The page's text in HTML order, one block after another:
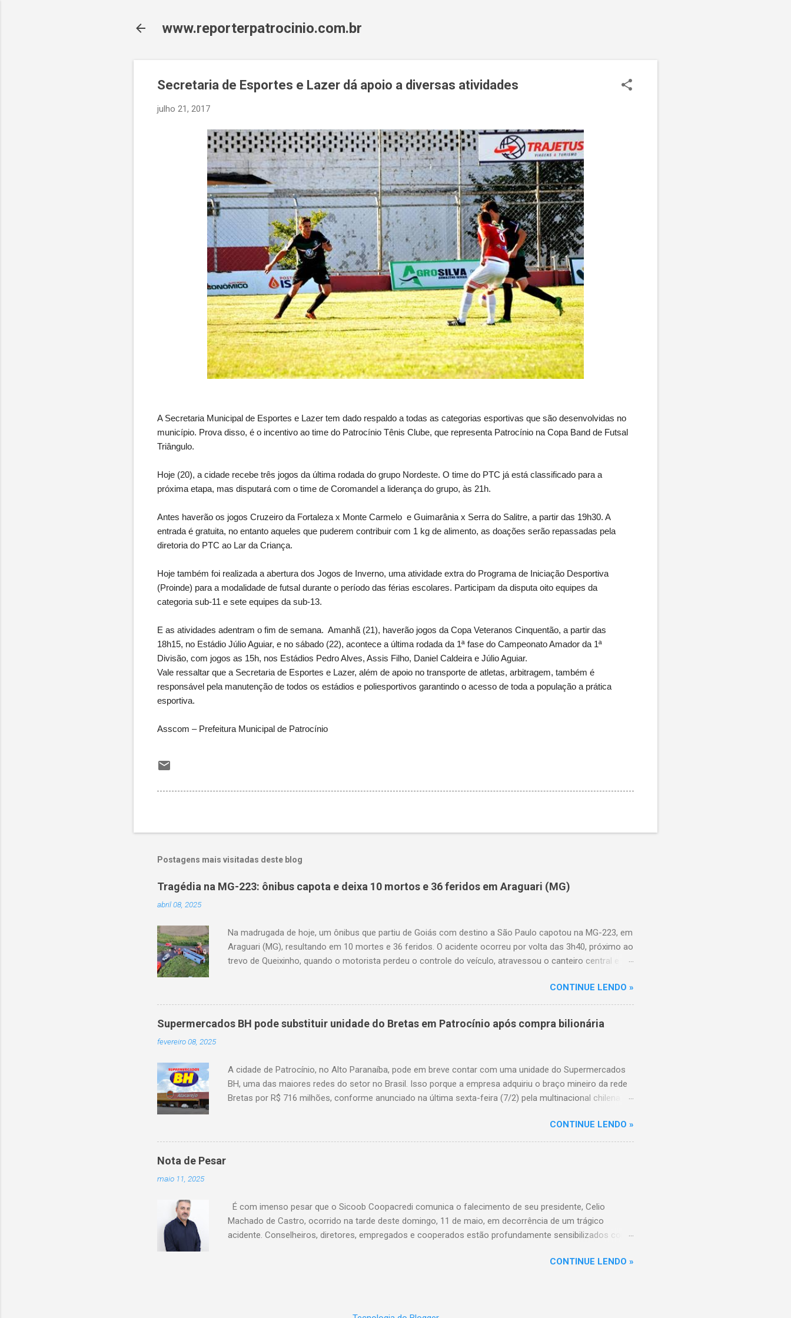
www.reporterpatrocinio.com.br
Secretaria de Esportes e Lazer dá apoio a diversas atividades
julho 21, 2017
A Secretaria Municipal de Esportes e Lazer tem dado respaldo a todas as categorias esportivas que são desenvolvidas no
município. Prova disso, é o incentivo ao time do Patrocínio Tênis Clube, que representa Patrocínio na Copa Band de Futsal
Triângulo.
Hoje (20), a cidade recebe três jogos da última rodada do grupo Nordeste. O time do PTC já está classificado para a
próxima etapa, mas disputará com o time de Coromandel a liderança do grupo, às 21h.
Antes haverão os jogos Cruzeiro da Fortaleza x Monte Carmelo e Guimarânia x Serra do Salitre, a partir das 19h30. A
entrada é gratuita, no entanto aqueles que puderem contribuir com 1 kg de alimento, as doações serão repassadas pela
diretoria do PTC ao Lar da Criança.
Hoje também foi realizada a abertura dos Jogos de Inverno, uma atividade extra do Programa de Iniciação Desportiva
(Proinde) para a modalidade de futsal durante o período das férias escolares. Participam da disputa oito equipes da
categoria sub-11 e sete equipes da sub-13.
E as atividades adentram o fim de semana. Amanhã (21), haverão jogos da Copa Veteranos Cinquentão, a partir das
18h15, no Estádio Júlio Aguiar, e no sábado (22), acontece a última rodada da 1ª fase do Campeonato Amador da 1ª
Divisão, com jogos as 15h, nos Estádios Pedro Alves, Assis Filho, Daniel Caldeira e Júlio Aguiar.
Vale ressaltar que a Secretaria de Esportes e Lazer, além de apoio no transporte de atletas, arbitragem, também é
responsável pela manutenção de todos os estádios e poliesportivos garantindo o acesso de toda a população a prática
esportiva.
Asscom – Prefeitura Municipal de Patrocínio
Postagens mais visitadas deste blog
Tragédia na MG-223: ônibus capota e deixa 10 mortos e 36 feridos em Araguari (MG)
abril 08, 2025
Na madrugada de hoje, um ônibus que partiu de Goiás com destino a São Paulo capotou na MG-223, em
Araguari (MG), resultando em 10 mortes e 36 feridos. O acidente ocorreu por volta das 3h40, próximo ao
trevo de Queixinho, quando o motorista perdeu o controle do veículo, atravessou o canteiro central e
oito anos. Nove dos feridos estão em estado grave. As autoridades investigam as causas do acidente.
CONTINUE LENDO »
Supermercados BH pode substituir unidade do Bretas em Patrocínio após compra bilionária
fevereiro 08, 2025
A cidade de Patrocínio, no Alto Paranaíba, pode em breve contar com uma unidade do Supermercados
BH, uma das maiores redes do setor no Brasil. Isso porque a empresa adquiriu o braço mineiro da rede
Bretas por R$ 716 milhões, conforme anunciado na última sexta-feira (7/2) pela multinacional chilena
Atacarejo, localizado na Avenida Altino Guimarães, 455, no bairro Santo Antônio. Com a aquisição,
existe a possibilidade de que essa unidade seja convertida em um Supermercados BH, acompanhando o
Carrefour, que faturou R$ ...
CONTINUE LENDO »
Nota de Pesar
maio 11, 2025
É com imenso pesar que o Sicoob Coopacredi comunica o falecimento de seu presidente, Celio
Machado de Castro, ocorrido na tarde deste domingo, 11 de maio, em decorrência de um trágico
acidente. Conselheiros, diretores, empregados e cooperados estão profundamente sensibilizados com
Celio de Castro foi um verdadeiro pilar da nossa instituição, conduzindo com amor, dedicação e espírito
CONTINUE LENDO »